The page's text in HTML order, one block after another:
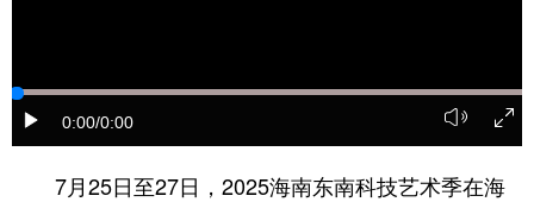
0:00/0:00
7月25日至27日，2025海南东南科技艺术季在海